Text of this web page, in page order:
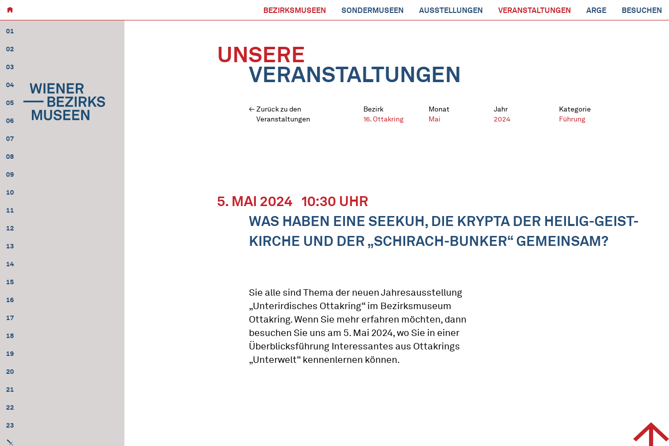
BEZIRKSMUSEEN SONDERMUSEEN AUSSTELLUNGEN VERANSTALTUNGEN ARGE BESUCHEN
01
02
03
04
05
06
07
08
09
10
11
12
13
14
15
16
17
18
19
20
21
22
23
UNSERE
VERANSTALTUNGEN
Zurück zu den
Veranstaltungen
Bezirk
16. Ottakring
Monat
Mai
Jahr
2024
Kategorie
Führung
5. MAI 2024 10:30 UHR
WAS HABEN EINE SEEKUH, DIE KRYPTA DER HEILIG-GEIST-
KIRCHE UND DER „SCHIRACH-BUNKER“ GEMEINSAM?
Sie alle sind Thema der neuen Jahresausstellung
„Unterirdisches Ottakring“ im Bezirksmuseum
Ottakring. Wenn Sie mehr erfahren möchten, dann
besuchen Sie uns am 5. Mai 2024, wo Sie in einer
Überblicksführung Interessantes aus Ottakrings
„Unterwelt“ kennenlernen können.